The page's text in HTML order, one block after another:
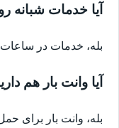
آیا خدمات شبانه
بله، خدمات در
آیا وانت بار هم
بله، وانت بار برای